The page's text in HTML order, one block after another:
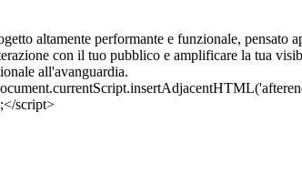
altamente performante e funzionale, pensato
con il tuo pubblico e amplificare la tua
all'avanguardia.